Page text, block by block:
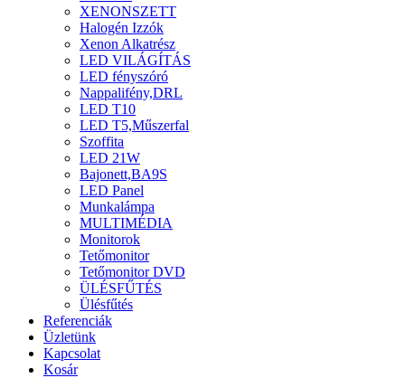
XENONSZETT
Halogén Izzók
Xenon Alkatrész
LED VILÁGÍTÁS
LED fényszóró
Nappalifény,DRL
LED T10
LED T5,Műszerfal
Szoffita
LED 21W
Bajonett,BA9S
LED Panel
Munkalámpa
MULTIMÉDIA
Monitorok
Tetőmonitor
Tetőmonitor DVD
ÜLÉSFŰTÉS
Ülésfűtés
Referenciák
Üzletünk
Kapcsolat
Kosár